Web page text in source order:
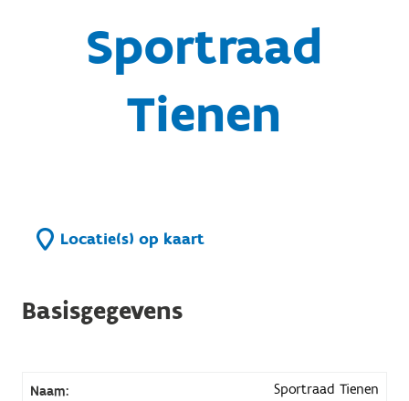
Sportraad
Tienen
Locatie(s) op kaart
Basisgegevens
Naam: Sportraad Tienen